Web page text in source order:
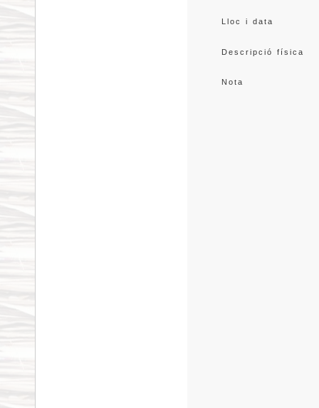
Lloc i data
Descripció física
Nota